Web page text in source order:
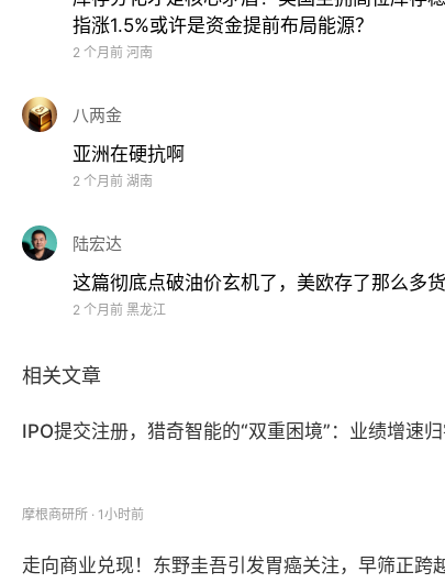
指涨1.5%或许是资金提前布局能源？
2 个月前 河南
八两金
亚洲在硬抗啊
2 个月前 湖南
陆宏达
这篇彻底点破油价玄机了，美欧存了那么多
2 个月前 黑龙江
相关文章
IPO提交注册，猎奇智能的“双重困境”：业绩增速
摩根商研所 · 1小时前
走向商业兑现！东野圭吾引发胃癌关注，早筛正跨